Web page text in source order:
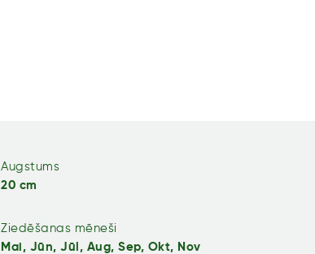
Augstums
20 cm
Ziedēšanas mēneši
Mai, Jūn, Jūl, Aug, Sep, Okt, Nov